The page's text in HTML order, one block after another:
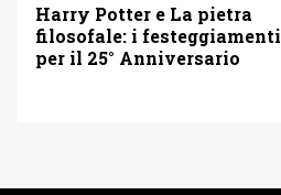
Harry Potter e La pietra
filosofale: i festeggiamenti
per il 25° Anniversario